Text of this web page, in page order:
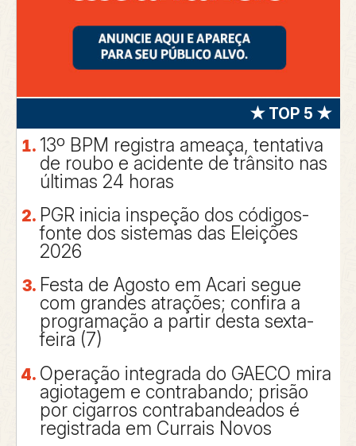
★ TOP 5 ★
13º BPM registra ameaça, tentativa
de roubo e acidente de trânsito nas
últimas 24 horas
PGR inicia inspeção dos códigos-
fonte dos sistemas das Eleições
2026
Festa de Agosto em Acari segue
com grandes atrações; confira a
programação a partir desta sexta-
feira (7)
Operação integrada do GAECO mira
agiotagem e contrabando; prisão
por cigarros contrabandeados é
registrada em Currais Novos